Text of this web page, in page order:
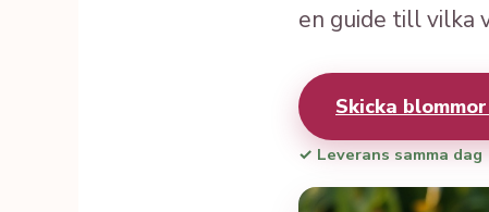
en guide till vilka
Skicka
✓ Leverans samma dag